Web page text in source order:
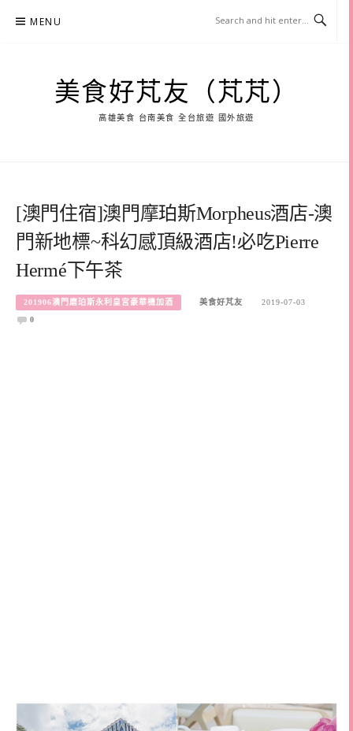
MENU
美食好芃友（芃芃）
高雄美食 台南美食 全台旅遊 國外旅遊
[澳門住宿]澳門摩珀斯Morpheus酒店-澳
門新地標~科幻感頂級酒店!必吃Pierre
Hermé下午茶
201906澳門磨珀斯永利皇宮豪華機加酒 美食好芃友
2019-07-03
0